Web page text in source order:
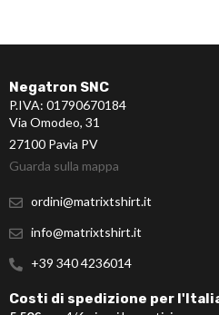
Negatron SNC
P.IVA: 01790670184
Via Omodeo, 31
27100 Pavia PV
Guarda sulla mappa
ordini@matrixtshirt.it
info@matrixtshirt.it
+39 340 4236014
Costi di spedizione per